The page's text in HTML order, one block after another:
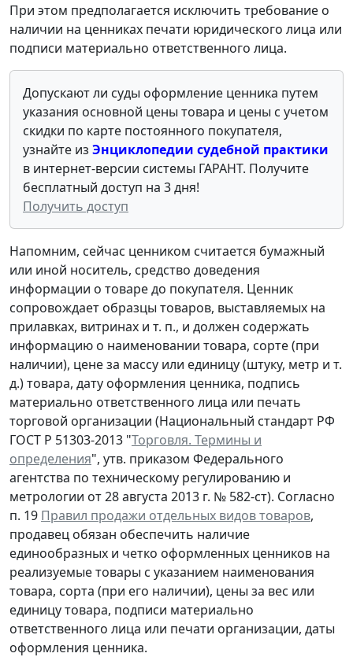
При этом предполагается исключить требование о
наличии на ценниках печати юридического лица или
подписи материально ответственного лица.
Допускают ли суды оформление ценника путем
указания основной цены товара и цены с учетом
скидки по карте постоянного покупателя,
узнайте из Энциклопедии судебной практики
в интернет-версии системы ГАРАНТ. Получите
бесплатный доступ на 3 дня!
Получить доступ
Напомним, сейчас ценником считается бумажный
или иной носитель, средство доведения
информации о товаре до покупателя. Ценник
сопровождает образцы товаров, выставляемых на
прилавках, витринах и т. п., и должен содержать
информацию о наименовании товара, сорте (при
наличии), цене за массу или единицу (штуку, метр и т.
д.) товара, дату оформления ценника, подпись
материально ответственного лица или печать
торговой организации (Национальный стандарт РФ
ГОСТ Р 51303-2013 "Торговля. Термины и
определения", утв. приказом Федерального
агентства по техническому регулированию и
метрологии от 28 августа 2013 г. № 582-ст). Согласно
п. 19 Правил продажи отдельных видов товаров,
продавец обязан обеспечить наличие
единообразных и четко оформленных ценников на
реализуемые товары с указанием наименования
товара, сорта (при его наличии), цены за вес или
единицу товара, подписи материально
ответственного лица или печати организации, даты
оформления ценника.